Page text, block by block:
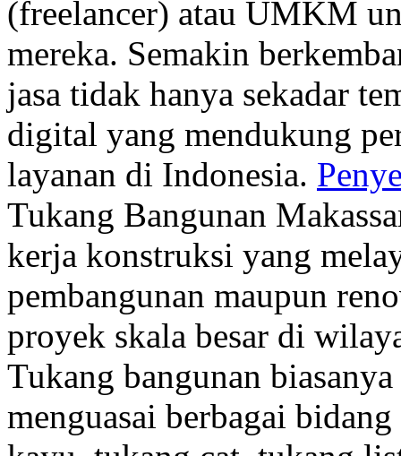
(freelancer) atau UMKM
mereka. Semakin
jasa tidak hanya sekadar
digital yang mendukung
layanan di Indonesia.
Tukang Bangunan
kerja konstruksi yang
pembangunan maupun
proyek skala besar di
Tukang bangunan
menguasai berbagai